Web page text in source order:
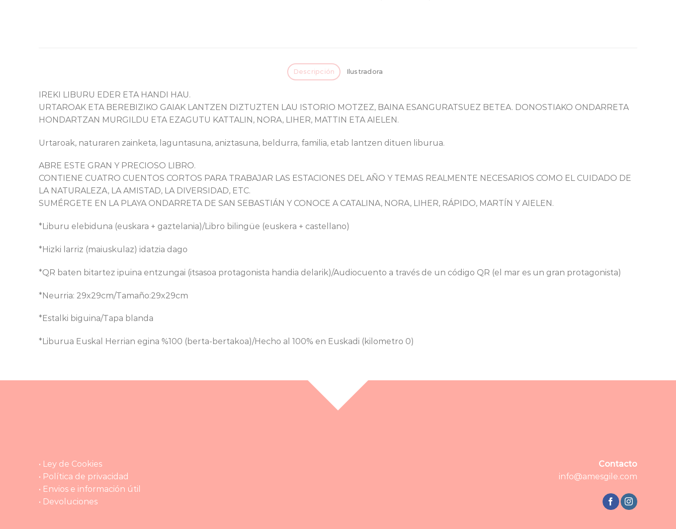
Descripción Ilustradora
IREKI LIBURU EDER ETA HANDI HAU.
URTAROAK ETA BEREBIZIKO GAIAK LANTZEN DIZTUZTEN LAU ISTORIO MOTZEZ, BAINA ESANGURATSUEZ BETEA. DONOSTIAKO ONDARRETA
HONDARTZAN MURGILDU ETA EZAGUTU KATTALIN, NORA, LIHER, MATTIN ETA AIELEN.
Urtaroak, naturaren zainketa, laguntasuna, aniztasuna, beldurra, familia, etab lantzen dituen liburua.
ABRE ESTE GRAN Y PRECIOSO LIBRO.
CONTIENE CUATRO CUENTOS CORTOS PARA TRABAJAR LAS ESTACIONES DEL AÑO Y TEMAS REALMENTE NECESARIOS COMO EL CUIDADO DE
LA NATURALEZA, LA AMISTAD, LA DIVERSIDAD, ETC.
SUMÉRGETE EN LA PLAYA ONDARRETA DE SAN SEBASTIÁN Y CONOCE A CATALINA, NORA, LIHER, RÁPIDO, MARTÍN Y AIELEN.
*Liburu elebiduna (euskara + gaztelania)/Libro bilingüe (euskera + castellano)
*Hizki larriz (maiuskulaz) idatzia dago
*QR baten bitartez ipuina entzungai (itsasoa protagonista handia delarik)/Audiocuento a través de un código QR (el mar es un gran protagonista)
*Neurria: 29x29cm/Tamaño:29x29cm
*Estalki biguina/Tapa blanda
*Liburua Euskal Herrian egina %100 (berta-bertakoa)/Hecho al 100% en Euskadi (kilometro 0)
• Ley de Cookies
• Política de privacidad
• Envios e información útil
• Devoluciones
Contacto
info@amesgile.com